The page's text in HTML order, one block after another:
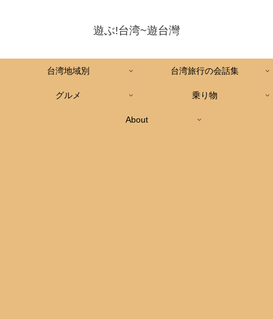
遊ぶ!台湾~遊台灣
台湾地域別 台湾旅行の会話集
グルメ 乗り物
About